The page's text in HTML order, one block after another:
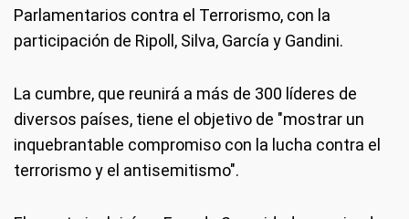
Parlamentarios contra el Terrorismo, con la
participación de Ripoll, Silva, García y Gandini.
La cumbre, que reunirá a más de 300 líderes de
diversos países, tiene el objetivo de "mostrar un
inquebrantable compromiso con la lucha contra el
terrorismo y el antisemitismo".